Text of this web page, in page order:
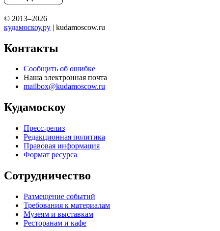
© 2013–2026
кудамоскоу.ру | kudamoscow.ru
Контакты
Сообщить об ошибке
Наша электронная почта
mailbox@kudamoscow.ru
Кудамоскоу
Пресс-релиз
Редакционная политика
Правовая информация
Формат ресурса
Сотрудничество
Размещение событий
Требования к материалам
Музеям и выставкам
Ресторанам и кафе